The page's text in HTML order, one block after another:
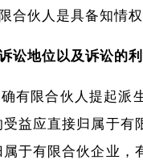
合伙人是具备知情
讼地位以及诉讼的利
有限合伙人提起派
益应直接归属于
于有限合伙企业